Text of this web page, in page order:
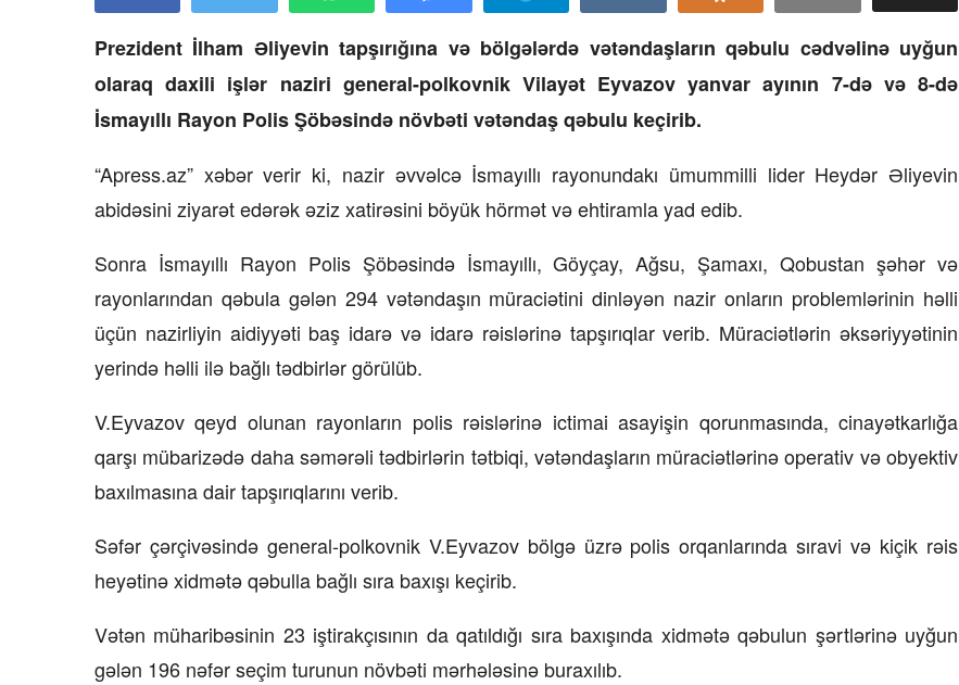
Prezident İlham Əliyevin tapşırığına və bölgələrdə vətəndaşların qəbulu cədvəlinə uyğun
olaraq daxili işlər naziri general-polkovnik Vilayət Eyvazov yanvar ayının 7-də və 8-də
İsmayıllı Rayon Polis Şöbəsində növbəti vətəndaş qəbulu keçirib.
“Apress.az” xəbər verir ki, nazir əvvəlcə İsmayıllı rayonundakı ümummilli lider Heydər Əliyevin
abidəsini ziyarət edərək əziz xatirəsini böyük hörmət və ehtiramla yad edib.
Sonra İsmayıllı Rayon Polis Şöbəsində İsmayıllı, Göyçay, Ağsu, Şamaxı, Qobustan şəhər və
rayonlarından qəbula gələn 294 vətəndaşın müraciətini dinləyən nazir onların problemlərinin həlli
üçün nazirliyin aidiyyəti baş idarə və idarə rəislərinə tapşırıqlar verib. Müraciətlərin əksəriyyətinin
yerində həlli ilə bağlı tədbirlər görülüb.
V.Eyvazov qeyd olunan rayonların polis rəislərinə ictimai asayişin qorunmasında, cinayətkarlığa
qarşı mübarizədə daha səmərəli tədbirlərin tətbiqi, vətəndaşların müraciətlərinə operativ və obyektiv
baxılmasına dair tapşırıqlarını verib.
Səfər çərçivəsində general-polkovnik V.Eyvazov bölgə üzrə polis orqanlarında sıravi və kiçik rəis
heyətinə xidmətə qəbulla bağlı sıra baxışı keçirib.
Vətən müharibəsinin 23 iştirakçısının da qatıldığı sıra baxışında xidmətə qəbulun şərtlərinə uyğun
gələn 196 nəfər seçim turunun növbəti mərhələsinə buraxılıb.
23 İyul 2026, 15:48
Süni qiymət artımlarının qarşısı necə
alınmalıdır?